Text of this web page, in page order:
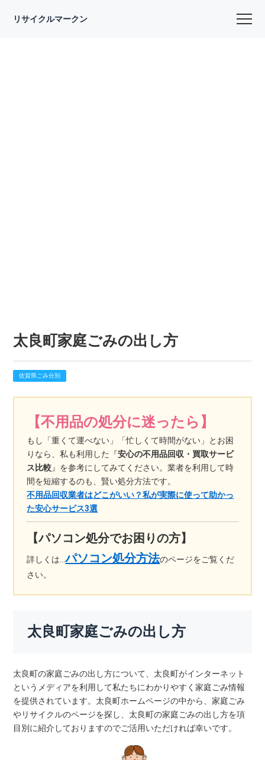
リサイクルマークン
太良町家庭ごみの出し方
佐賀県ごみ分別
【不用品の処分に迷ったら】
もし「重くて運べない」「忙しくて時間がない」とお困
りなら、私も利用した『安心の不用品回収・買取サービ
ス比較』を参考にしてみてください。業者を利用して時
間を短縮するのも、賢い処分方法です。
不用品回収業者はどこがいい？私が実際に使って助かっ
た安心サービス3選
【パソコン処分でお困りの方】
詳しくは…パソコン処分方法のページをご覧くだ
さい。
太良町家庭ごみの出し方
太良町の家庭ごみの出し方について、太良町がインターネット
というメディアを利用して私たちにわかりやすく家庭ごみ情報
を提供されています。太良町ホームページの中から、家庭ごみ
やリサイクルのページを探し、太良町の家庭ごみの出し方を項
目別に紹介しておりますのでご活用いただければ幸いです。